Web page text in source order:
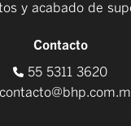
y acabado de
Contacto
55 5311 3620